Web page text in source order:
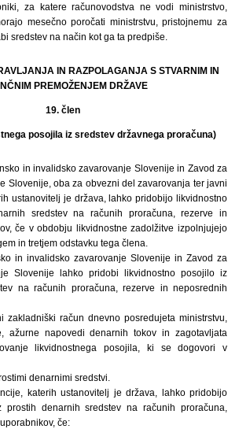
za katere računovodstva ne vodi ministrstvo,
mesečno poročati ministrstvu, pristojnemu za
sredstev na način kot ga ta predpiše.
IN RAZPOLAGANJA S STVARNIM IN
PREMOŽENJEM DRŽAVE
19. člen
posojila iz sredstev državnega proračuna)
in invalidsko zavarovanje Slovenije in Zavod za
Slovenije, oba za obvezni del zavarovanja ter javni
ustanovitelj je država, lahko pridobijo likvidnostno
sredstev na računih proračuna, rezerve in
če v obdobju likvidnostne zadolžitve izpolnjujejo
in tretjem odstavku tega člena.
in invalidsko zavarovanje Slovenije in Zavod za
Slovenije lahko pridobi likvidnostno posojilo iz
na računih proračuna, rezerve in neposrednih
zakladniški račun dnevno posredujeta ministrstvu,
ažurne napovedi denarnih tokov in zagotavljata
likvidnostnega posojila, ki se dogovori v
denarnimi sredstvi.
katerih ustanovitelj je država, lahko pridobijo
denarnih sredstev na računih proračuna,
če: